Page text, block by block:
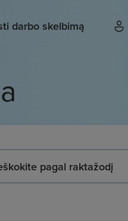
darbo skelbimą